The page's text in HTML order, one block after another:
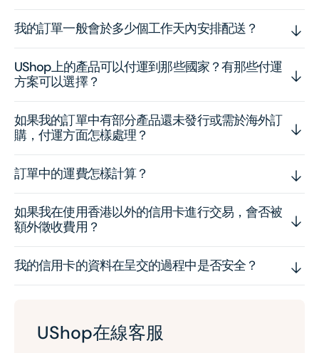
我的訂單一般會於多少個工作天內安排配送？
UShop上的產品可以付運到那些國家？有那些付運
方案可以選擇？
如果我的訂單中有部分產品還未發行或需於海外訂
購，付運方面怎樣處理？
訂單中的運費怎樣計算？
如果我在使用香港以外的信用卡進行交易，會否被
額外徵收費用？
我的信用卡的資料在呈交的過程中是否安全？
UShop在線客服